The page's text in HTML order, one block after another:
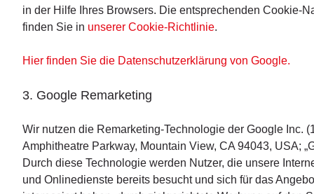
in der Hilfe Ihres Browsers. Die entsprechenden Cookie-
finden Sie in unserer Cookie-Richtlinie.
Hier finden Sie die Datenschutzerklärung von Google.
3. Google Remarketing
Wir nutzen die Remarketing-Technologie der Google Inc.
Amphitheatre Parkway, Mountain View, CA 94043, USA;
Durch diese Technologie werden Nutzer, die unsere
und Onlinedienste bereits besucht und sich für das